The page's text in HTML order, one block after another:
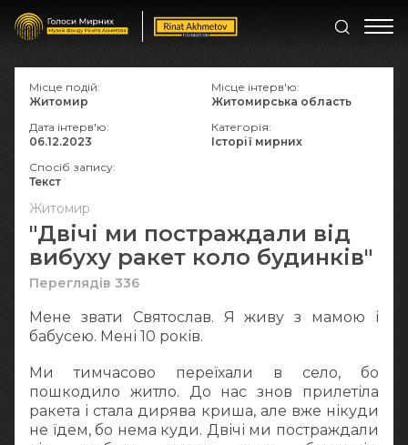
Житомир
"Двічі ми постраждали від
вибуху ракет коло будинків"
Переглядів 336
Мене звати Святослав. Я живу з мамою і
бабусею. Мені 10 років.
Ми тимчасово переїхали в село, бо
пошкодило житло. До нас знов прилетіла
ракета і стала дирява криша, але вже нікуди
не їдем, бо нема куди. Двічі ми постраждали
Місце подій:
Житомир
Місце інтерв'ю:
Житомирська область
Дата інтерв'ю:
06.12.2023
Категорія:
Історії мирних
Спосіб запису:
Текст